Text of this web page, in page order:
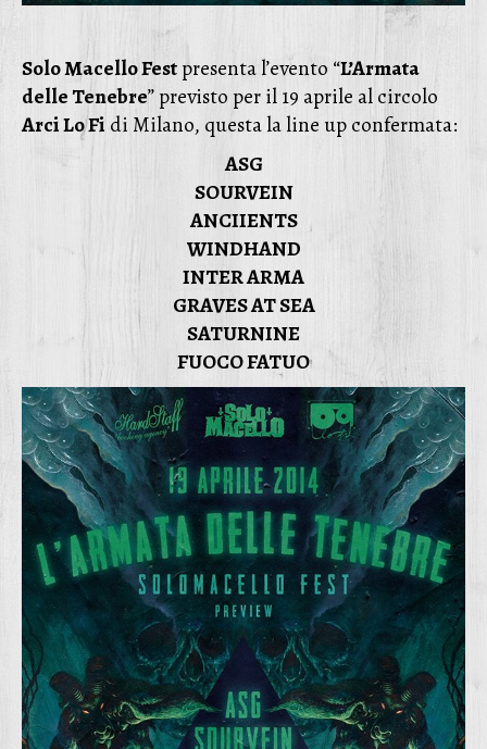
Solo Macello Festpresenta l’evento “L’Armata
delle Tenebre” previsto per il 19 aprile al circolo
Arci Lo Fi di Milano, questa la line up confermata:
ASG
SOURVEIN
ANCIIENTS
WINDHAND
INTER ARMA
GRAVES AT SEA
SATURNINE
FUOCO FATUO